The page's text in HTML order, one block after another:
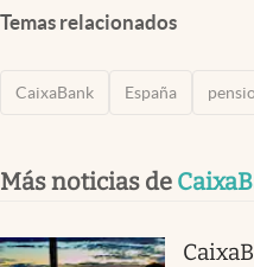
Temas relacionados
CaixaBank España
Más noticias de